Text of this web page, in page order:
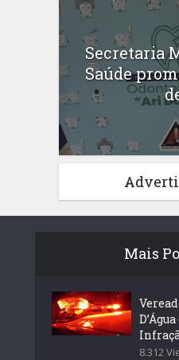
Secretaria
Saúde
Mais
8.312